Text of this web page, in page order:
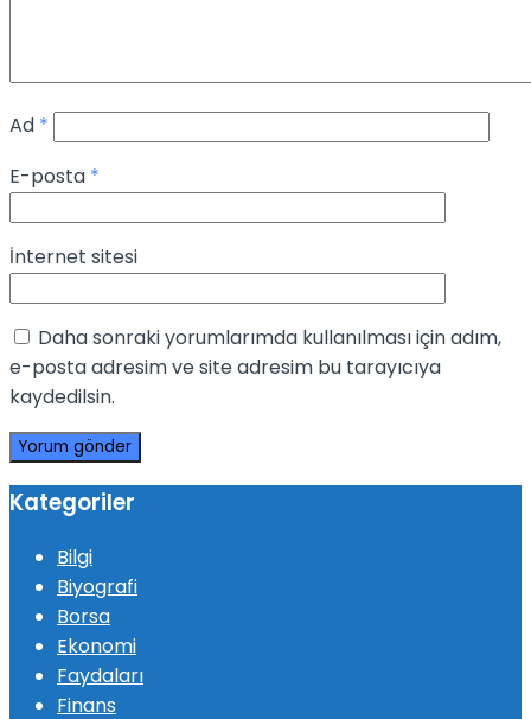
Ad *
E-posta *
İnternet sitesi
Daha sonraki yorumlarımda kullanılması için adım,
e-posta adresim ve site adresim bu tarayıcıya
kaydedilsin.
Kategoriler
Bilgi
Biyografi
Borsa
Ekonomi
Faydaları
Finans